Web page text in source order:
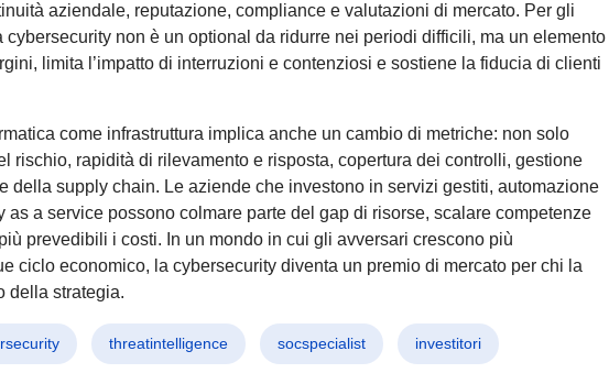
aziendale, reputazione, compliance e valutazioni di mercato. Per gli
cybersecurity non è un optional da ridurre nei periodi difficili, ma un elemento
limita l’impatto di interruzioni e contenziosi e sostiene la fiducia di clienti
come infrastruttura implica anche un cambio di metriche: non solo
rischio, rapidità di rilevamento e risposta, copertura dei controlli, gestione
della supply chain. Le aziende che investono in servizi gestiti, automazione
as a service possono colmare parte del gap di risorse, scalare competenze
prevedibili i costi. In un mondo in cui gli avversari crescono più
ciclo economico, la cybersecurity diventa un premio di mercato per chi la
della strategia.
threatintelligence socspecialist investitori